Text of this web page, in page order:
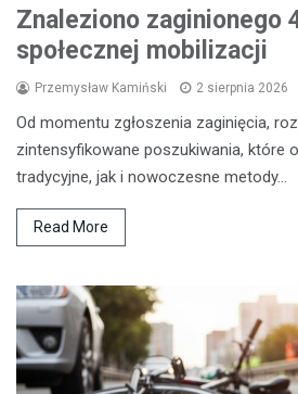
Znaleziono zaginionego
społecznej mobilizacji
Przemysław Kamiński 2 sierpnia 2026
Od momentu zgłoszenia zaginięcia,
zintensyfikowane poszukiwania, które
tradycyjne, jak i nowoczesne metody…
Read More